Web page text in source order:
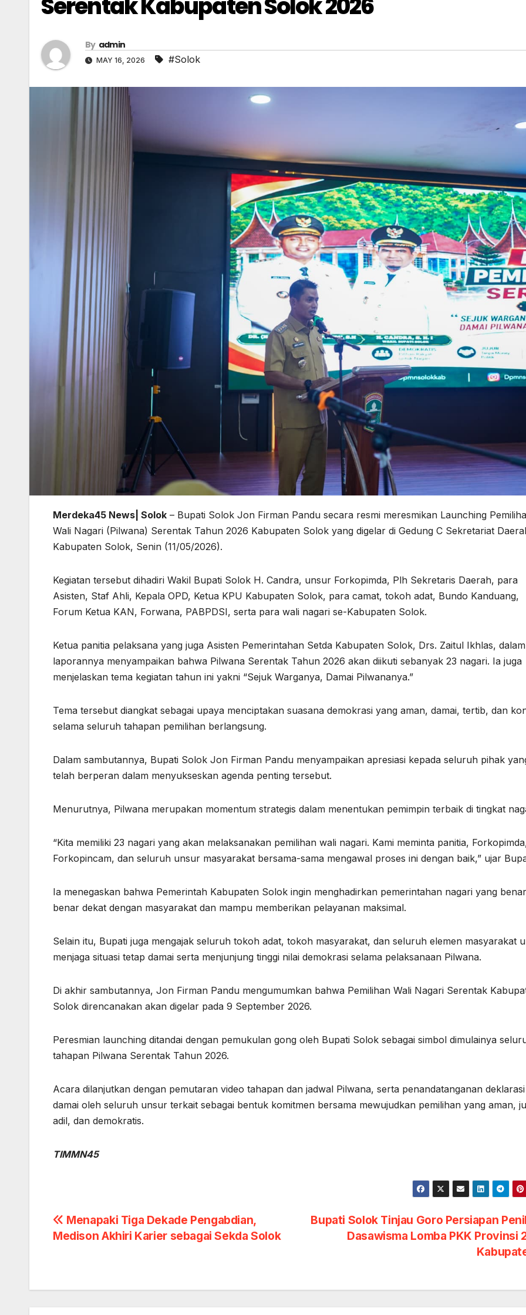
By admin
MAY 16, 2026 #Solok
Merdeka45 News| Solok – Bupati Solok Jon Firman Pandu secara resmi meresmikan Launching
Wali Nagari (Pilwana) Serentak Tahun 2026 Kabupaten Solok yang digelar di Gedung C Sekretariat
Kabupaten Solok, Senin (11/05/2026).
Kegiatan tersebut dihadiri Wakil Bupati Solok H. Candra, unsur Forkopimda, Plh Sekretaris Daerah, para
Asisten, Staf Ahli, Kepala OPD, Ketua KPU Kabupaten Solok, para camat, tokoh adat, Bundo Kanduang,
Forum Ketua KAN, Forwana, PABPDSI, serta para wali nagari se-Kabupaten Solok.
Ketua panitia pelaksana yang juga Asisten Pemerintahan Setda Kabupaten Solok, Drs. Zaitul Ikhlas, dalam
laporannya menyampaikan bahwa Pilwana Serentak Tahun 2026 akan diikuti sebanyak 23 nagari. Ia juga
menjelaskan tema kegiatan tahun ini yakni “Sejuk Warganya, Damai Pilwananya.”
Tema tersebut diangkat sebagai upaya menciptakan suasana demokrasi yang aman, damai, tertib, dan
selama seluruh tahapan pemilihan berlangsung.
Dalam sambutannya, Bupati Solok Jon Firman Pandu menyampaikan apresiasi kepada seluruh pihak
telah berperan dalam menyukseskan agenda penting tersebut.
Menurutnya, Pilwana merupakan momentum strategis dalam menentukan pemimpin terbaik di tingkat
“Kita memiliki 23 nagari yang akan melaksanakan pemilihan wali nagari. Kami meminta panitia,
Forkopincam, dan seluruh unsur masyarakat bersama-sama mengawal proses ini dengan baik,” ujar
Ia menegaskan bahwa Pemerintah Kabupaten Solok ingin menghadirkan pemerintahan nagari yang
benar dekat dengan masyarakat dan mampu memberikan pelayanan maksimal.
Selain itu, Bupati juga mengajak seluruh tokoh adat, tokoh masyarakat, dan seluruh elemen masyarakat
menjaga situasi tetap damai serta menjunjung tinggi nilai demokrasi selama pelaksanaan Pilwana.
Di akhir sambutannya, Jon Firman Pandu mengumumkan bahwa Pemilihan Wali Nagari Serentak
Solok direncanakan akan digelar pada 9 September 2026.
Peresmian launching ditandai dengan pemukulan gong oleh Bupati Solok sebagai simbol dimulainya
tahapan Pilwana Serentak Tahun 2026.
Acara dilanjutkan dengan pemutaran video tahapan dan jadwal Pilwana, serta penandatanganan deklarasi
damai oleh seluruh unsur terkait sebagai bentuk komitmen bersama mewujudkan pemilihan yang aman,
adil, dan demokratis.
TIMMN45
Post
navigation
Bupati Solok Tinjau Goro Persiapan
Dasawisma Lomba PKK Provinsi
Menapaki Tiga Dekade Pengabdian,
Medison Akhiri Karier sebagai Sekda Solok